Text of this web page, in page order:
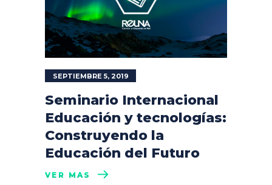
SEPTIEMBRE 5, 2019
Seminario Internacional
Educación y tecnologías:
Construyendo la
Educación del Futuro
VER MÁS